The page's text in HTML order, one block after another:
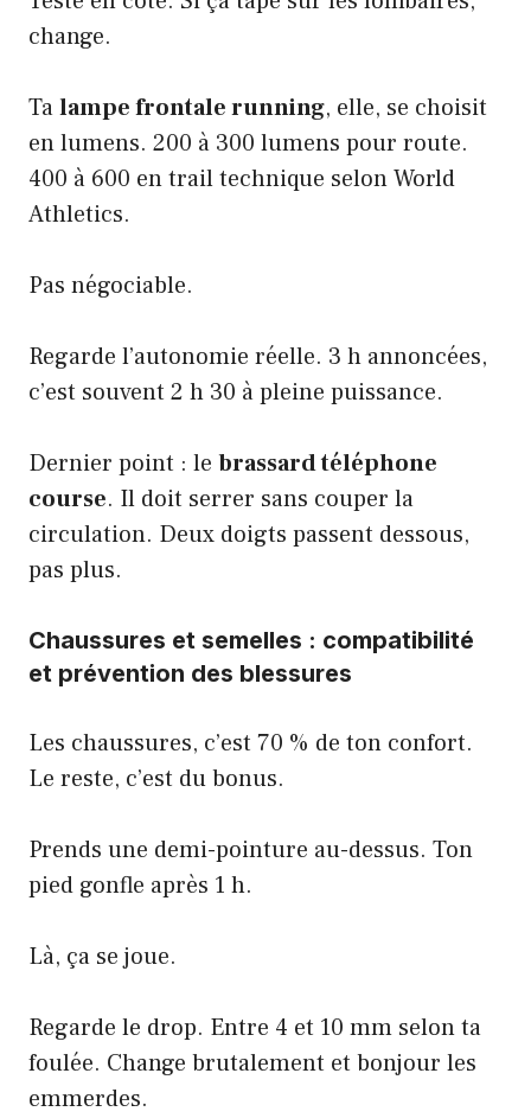
change.
Talampe frontale running, elle, se choisit
en lumens. 200 à 300 lumens pour route.
400 à 600 en trail technique selonWorld
Athletics.
Pas négociable.
Regarde l’autonomie réelle. 3 h annoncées,
c’est souvent 2 h 30 à pleine puissance.
Dernier point : le brassard téléphone
course. Il doit serrer sans couper la
circulation. Deux doigts passent dessous,
pas plus.
Chaussures et semelles : compatibilité
et prévention des blessures
Les chaussures, c’est 70 % de ton confort.
Le reste, c’est du bonus.
Prends une demi-pointure au-dessus. Ton
pied gonfle après 1 h.
Là, ça se joue.
Regarde le drop. Entre 4 et 10 mm selon ta
foulée. Change brutalement et bonjour les
emmerdes.